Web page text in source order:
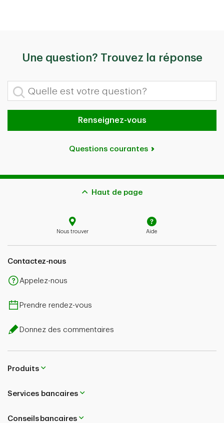
Une question? Trouvez la réponse
Quelle est votre question?
Renseignez-vous
Questions courantes
Haut de page
Nous trouver Aide
Contactez-nous
Appelez-nous
Prendre rendez-vous
Donnez des commentaires
Produits
Services bancaires
Conseils bancaires